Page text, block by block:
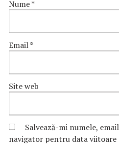
Nume*
Email*
Site web
Salvează-mi numele,
navigator pentru data viitoare